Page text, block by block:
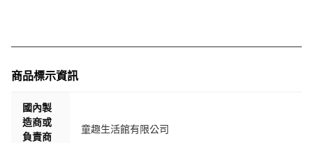
商品標示資訊
國內製
造商或
負責商
童趣生活館有限公司